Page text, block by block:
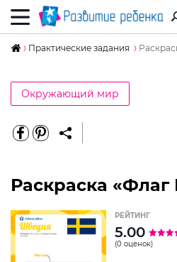
Практические задания
Окружающий мир
Раскраска
РЕЙТИНГ
5.00
(0 оценок)